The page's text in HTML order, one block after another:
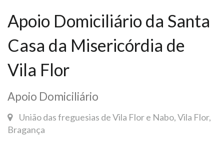
Apoio Domiciliário da Santa
Casa da Misericórdia de
Vila Flor
Apoio Domiciliário
União das freguesias de Vila Flor e Nabo, Vila Flor,
Bragança